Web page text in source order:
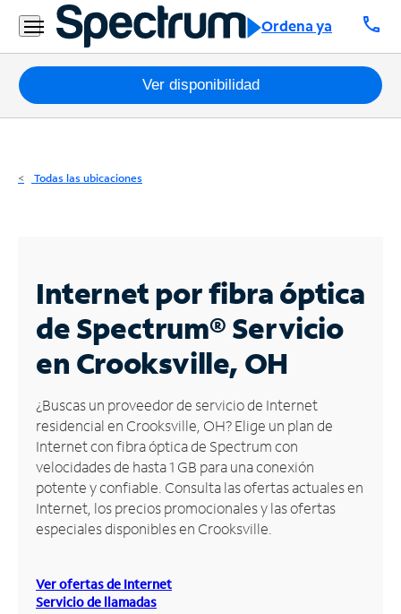
Ordena ya call
Residencial
Business
Paquetes
Internet
Business
Contáctanos
Inglés
Administrar
cuenta
Encuentra
una
tienda
Ver disponibilidad
Todas las ubicaciones
Internet por fibra óptica
de Spectrum®Servicio
en Crooksville, OH
¿Buscas un proveedor de servicio de Internet
residencial en Crooksville, OH? Elige un plan de
Internet con fibra óptica de Spectrum con
velocidades de hasta 1 GB para una conexión
potente y confiable. Consulta las ofertas actuales en
Internet, los precios promocionales y las ofertas
especiales disponibles en Crooksville.
Ver ofertas de Internet
Servicio de llamadas